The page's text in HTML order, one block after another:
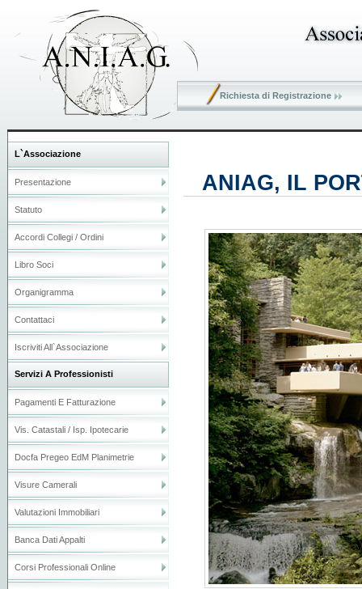
Richiesta di Registrazione
L`associazione
Presentazione
Statuto
Accordi Collegi / Ordini
Libro Soci
Organigramma
Contattaci
Iscriviti All`Associazione
Servizi A Professionisti
Pagamenti E Fatturazione
Vis. Catastali / Isp. Ipotecarie
Docfa Pregeo EdM Planimetrie
Visure Camerali
Valutazioni Immobiliari
Banca Dati Appalti
Corsi Professionali Online
ANIAG, IL